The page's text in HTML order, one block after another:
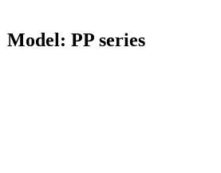
Model: PP series